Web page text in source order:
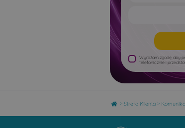
Wyrażam zgodę, aby
telefonicznie i
Home
>Strefa Klienta >